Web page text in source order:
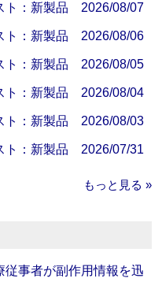
ト：新製品 2026/08/07
ト：新製品 2026/08/06
ト：新製品 2026/08/05
ト：新製品 2026/08/04
ト：新製品 2026/08/03
ト：新製品 2026/07/31
もっと見る »
従事者が副作用情報を迅